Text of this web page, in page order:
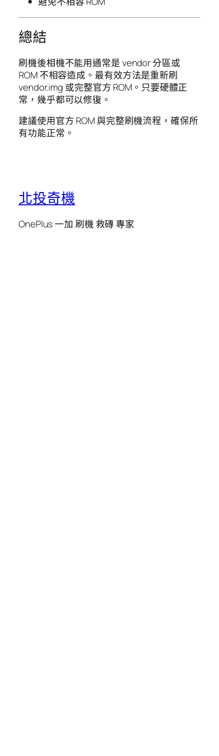
總結
刷機後相機不能用通常是 vendor 分區或
ROM 不相容造成。最有效方法是重新刷
vendor.img 或完整官方 ROM。只要硬體正
常，幾乎都可以修復。
建議使用官方 ROM 與完整刷機流程，確保所
有功能正常。
北投奇機
OnePlus 一加 刷機 救磚 專家